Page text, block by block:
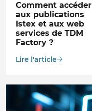
Comment accéder
aux publications
Istex et aux web
services de TDM
Factory ?
Lire l'article